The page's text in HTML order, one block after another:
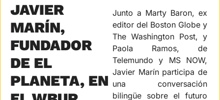
JAVIER
MARÍN,
FUNDADOR
DE EL
PLANETA, EN
Junto a Marty Baron, ex
editor del Boston Globe y
The Washington Post, y
Paola Ramos, de
Telemundo y MS NOW,
Javier Marín participa de
una conversación
bilingüe sobre el futuro